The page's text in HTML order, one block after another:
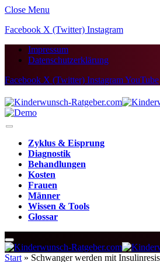
Close Menu
Facebook X (Twitter) Instagram
Impressum
Datenschutzerklärung
Facebook X (Twitter) InstagramYouTube
Zyklus & Eisprung
Diagnostik
Behandlungen
Kosten
Frauen
Männer
Wissen & Tools
Glossar
Start » Schwanger werden mit